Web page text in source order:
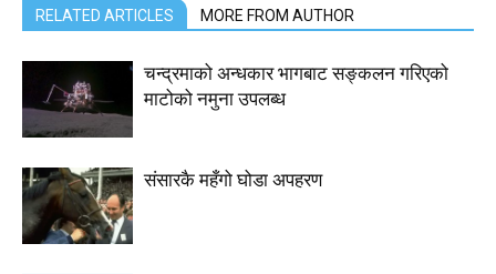
RELATED ARTICLES MORE FROM AUTHOR
चन्द्रमाको अन्धकार भागबाट सङ्कलन गरिएको
माटोको नमुना उपलब्ध
संसारकै महँगो घोडा अपहरण